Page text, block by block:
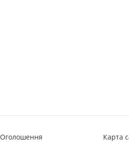
Оголошення Карта